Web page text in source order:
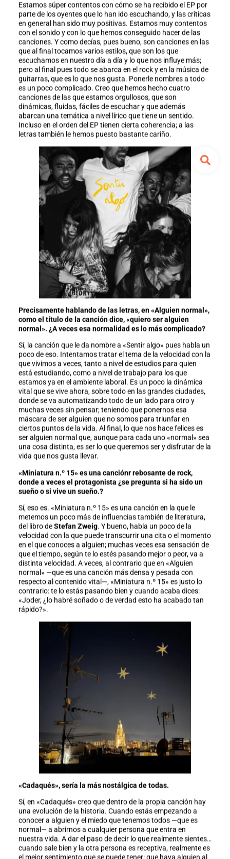
Estamos súper contentos con cómo se ha recibido el EP por
parte de los oyentes que lo han ido escuchando, y las críticas
en general han sido muy positivas. Estamos muy contentos
con el sonido y con lo que hemos conseguido hacer de las
canciones. Y como decías, pues bueno, son canciones en las
que al final tocamos varios estilos, que son los que
escuchamos en nuestro día a día y lo que nos influye más;
pero al final pues todo se abarca en el rock y en la música de
guitarras, que es lo que nos gusta. Ponerle nombres a todo
es un poco complicado. Creo que hemos hecho cuatro
canciones de las que estamos orgullosos, que son
dinámicas, fluidas, fáciles de escuchar y que además
abarcan una temática a nivel lírico que tiene un sentido.
Incluso en el orden del EP tienen cierta coherencia; a las
letras también le hemos puesto bastante cariño.
Precisamente hablando de las letras, en «Alguien normal»,
como el título de la canción dice, «quiero ser alguien
normal». ¿A veces esa normalidad es lo más complicado?
Sí, la canción que le da nombre a «Sentir algo» pues habla un
poco de eso. Intentamos tratar el tema de la velocidad con la
que vivimos a veces, tanto a nivel de estudios para quien
está estudiando, como a nivel de trabajo para los que
estamos ya en el ambiente laboral. Es un poco la dinámica
vital que se vive ahora, sobre todo en las grandes ciudades,
donde se va automatizando todo de un lado para otro y
muchas veces sin pensar; teniendo que ponernos esa
máscara de ser alguien que no somos para triunfar en
ciertos puntos de la vida. Al final, lo que nos hace felices es
ser alguien normal que, aunque para cada uno «normal» sea
una cosa distinta, es ser lo que queremos ser y disfrutar de la
vida que nos gusta llevar.
«Miniatura n.º 15» es una canciónr rebosante de rock,
donde a veces el protagonista ¿se pregunta si ha sido un
sueño o si vive un sueño.?
Sí, eso es. «Miniatura n.º 15» es una canción en la que le
metemos un poco más de influencias también de literatura,
del libro deStefan Zweig. Y bueno, habla un poco de la
velocidad con la que puede transcurrir una cita o el momento
en el que conoces a alguien; muchas veces esa sensación de
que el tiempo, según te lo estés pasando mejor o peor, va a
distinta velocidad. A veces, al contrario que en «Alguien
normal» —que es una canción más densa y pesada con
respecto al contenido vital—, «Miniatura n.º 15» es justo lo
contrario: te lo estás pasando bien y cuando acaba dices:
«Joder, ¿lo habré soñado o de verdad esto ha acabado tan
rápido?».
«Cadaqués», sería la más nostálgica de todas.
Sí, en «Cadaqués» creo que dentro de la propia canción hay
una evolución de la historia. Cuando estás empezando a
conocer a alguien y el miedo que tenemos todos —que es
normal— a abrirnos a cualquier persona que entra en
nuestra vida. A dar el paso de decir lo que realmente sientes…
cuando sale bien y la otra persona es receptiva, realmente es
el mejor sentimiento que se puede tener: que haya alguien al